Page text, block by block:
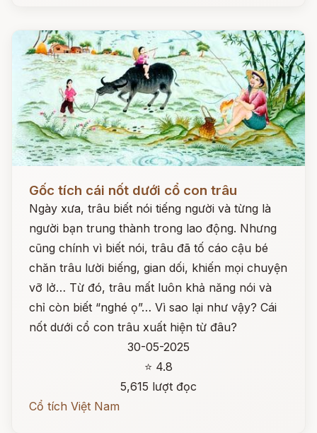
Đọc ngay
Gốc tích cái nốt dưới cổ con trâu
Ngày xưa, trâu biết nói tiếng người và từng là
người bạn trung thành trong lao động. Nhưng
cũng chính vì biết nói, trâu đã tố cáo cậu bé
chăn trâu lười biếng, gian dối, khiến mọi chuyện
vỡ lở… Từ đó, trâu mất luôn khả năng nói và
chỉ còn biết “nghé ọ”… Vì sao lại như vậy? Cái
nốt dưới cổ con trâu xuất hiện từ đâu?
30-05-2025
⭐ 4.8
5,615 lượt đọc
Cổ tích Việt Nam